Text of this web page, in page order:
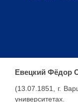
Евецкий Фёдор
(13.07.1851, г.
университетах.